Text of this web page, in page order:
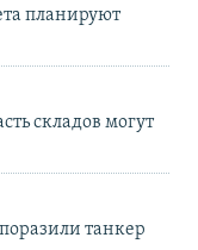
планируют
складов могут
танкер